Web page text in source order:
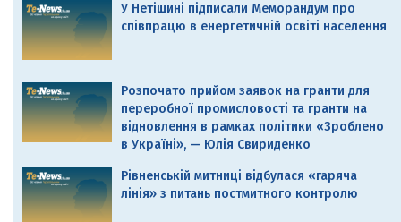
У Нетішині підписали Меморандум про
співпрацю в енергетичній освіті населення
Розпочато прийом заявок на гранти для
переробної промисловості та гранти на
відновлення в рамках політики «Зроблено
в Україні», — Юлія Свириденко
Рівненській митниці відбулася «гаряча
лінія» з питань постмитного контролю